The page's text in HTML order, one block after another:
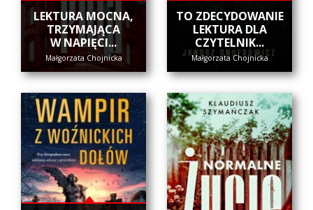
​LEKTURA MOCNA,
TRZYMAJĄCA
W NAPIĘCI...
Małgorzata Chojnicka
​TO ZDECYDOWANIE
LEKTURA DLA
CZYTELNIK...
Małgorzata Chojnicka